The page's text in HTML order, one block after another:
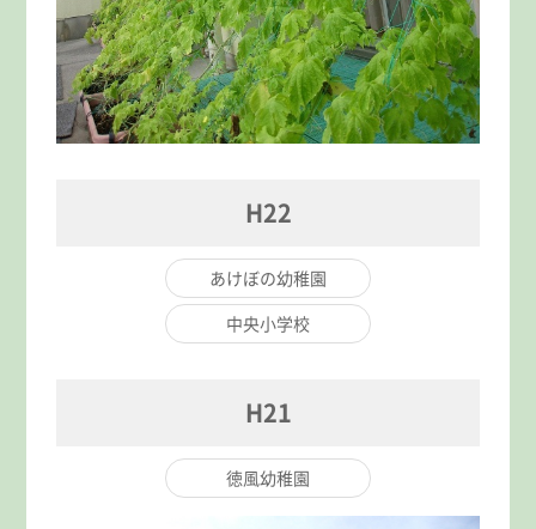
H22
あけぼの幼稚園
中央小学校
H21
徳風幼稚園